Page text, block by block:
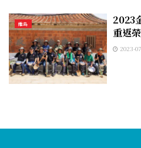
離島
2023
重返
2023-